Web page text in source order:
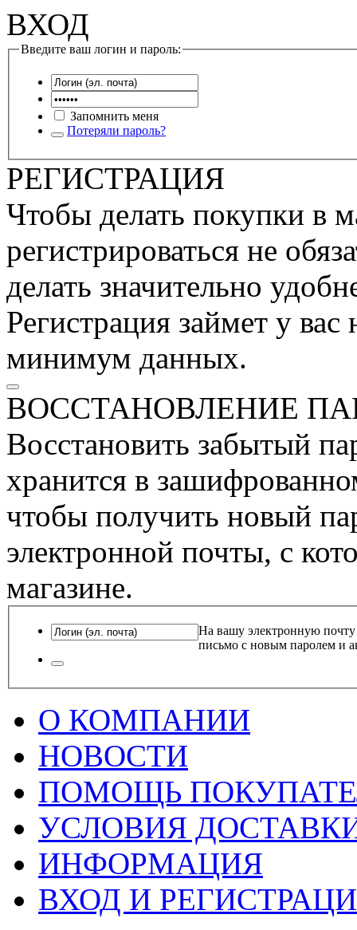
ВХОД
Введите ваш логин и пароль:
Запомнить меня
Потеряли пароль?
РЕГИСТРАЦИЯ
Чтобы делать покупки в
регистрироваться не
делать значительно
Регистрация займет у
минимум данных.
ВОССТАНОВЛЕНИЕ
Восстановить забытый
хранится в
чтобы получить новый
электронной почты, с
магазине.
На вашу электронную почту
письмо с новым паролем и
О КОМПАНИИ
НОВОСТИ
ПОМОЩЬ
УСЛОВИЯ
ИНФОРМАЦИЯ
ВХОД И